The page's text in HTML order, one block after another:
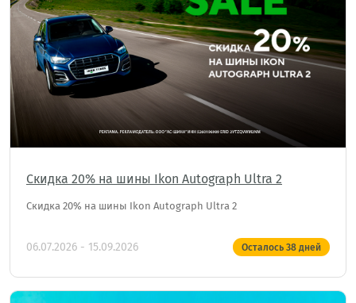
Скидка 20% на шины Ikon Autograph Ultra 2
Скидка 20% на шины Ikon Autograph Ultra 2
06.07.2026 - 15.09.2026 Осталось 38 дней